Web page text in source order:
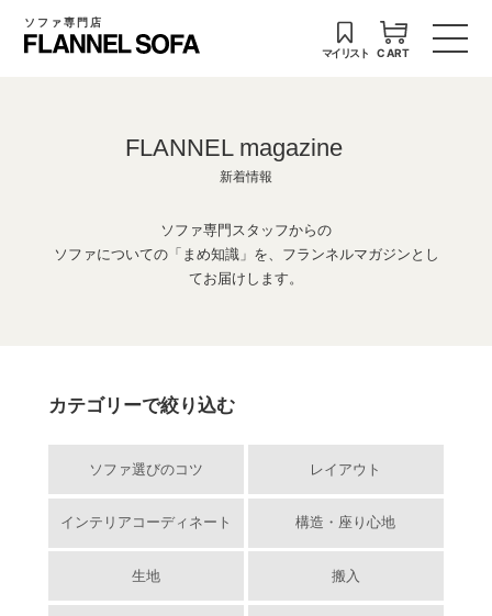
ソファ専門店
マイリスト CART
FLANNEL magazine
新着情報
ソファ専門スタッフからの
ソファについての「まめ知識」を、フランネルマガジンとし
てお届けします。
カテゴリーで絞り込む
ソファ選びのコツ レイアウト
インテリアコーディネート 構造・座り心地
生地 搬入